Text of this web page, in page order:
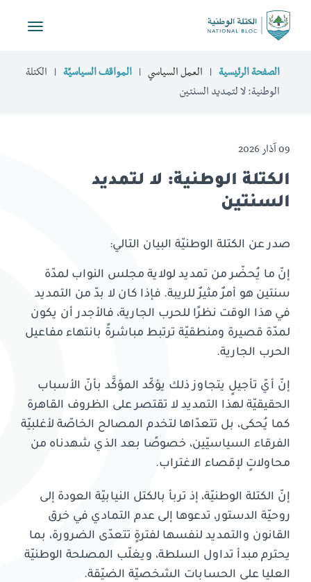
Toggle
الصفحة الرئيسية العمل السياسي المواقف السياسيّة
الكتلة
الوطنية: لا لتمديد السنتين
09 آذار 2026
الكتلة الوطنية: لا لتمديد
السنتين
صدر عن الكتلة الوطنيّة البيان التالي:
إنّ ما يُحضّر من تمديد لولاية مجلس النواب لمدّة
سنتين هو أمرٌ مثيرٌ للريبة. فإذا كان لا بدّ من التمديد
في هذا الوقت نظرًا للحرب الجارية، فالأجدر أن يكون
لمدّة قصيرة ومنطقيّة ترتبط مباشرةً بانتهاء مفاعيل
الحرب الجارية.
إنّ أيّ تأجيلٍ يتجاوز ذلك يؤكّد المؤكَّد بأنّ الأسباب
الحقيقيّة لهذا التمديد لا تقتصر على الظروف القاهرة
كما يُحكى، بل تتعدّاها لتخدم المصالح الخاصّة لأغلبيّة
الفرقاء السياسيّين، خصوصًا بعد الذي شهدناه من
محاولاتٍ لإقصاء الاغتراب.
إنّ الكتلة الوطنيّة، إذ تربأ بالكتل النيابيّة العودة إلى
روحيّة الدستور، تدعوها إلى عدم التمادي في خرق
القانون والتمديد لنفسها لفترةٍ تتعدّى الضرورة، بما
يحترم مبدأ تداول السلطة، ويغلّب المصلحة الوطنيّة
العليا على الحسابات الشخصيّة الضيّقة.